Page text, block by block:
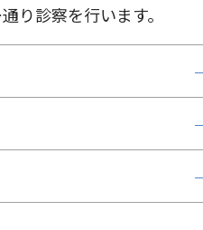
り診察を行います。